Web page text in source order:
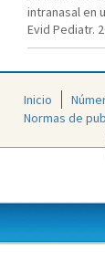
intranasal en
Evid Pediatr.
Inicio
Normas de